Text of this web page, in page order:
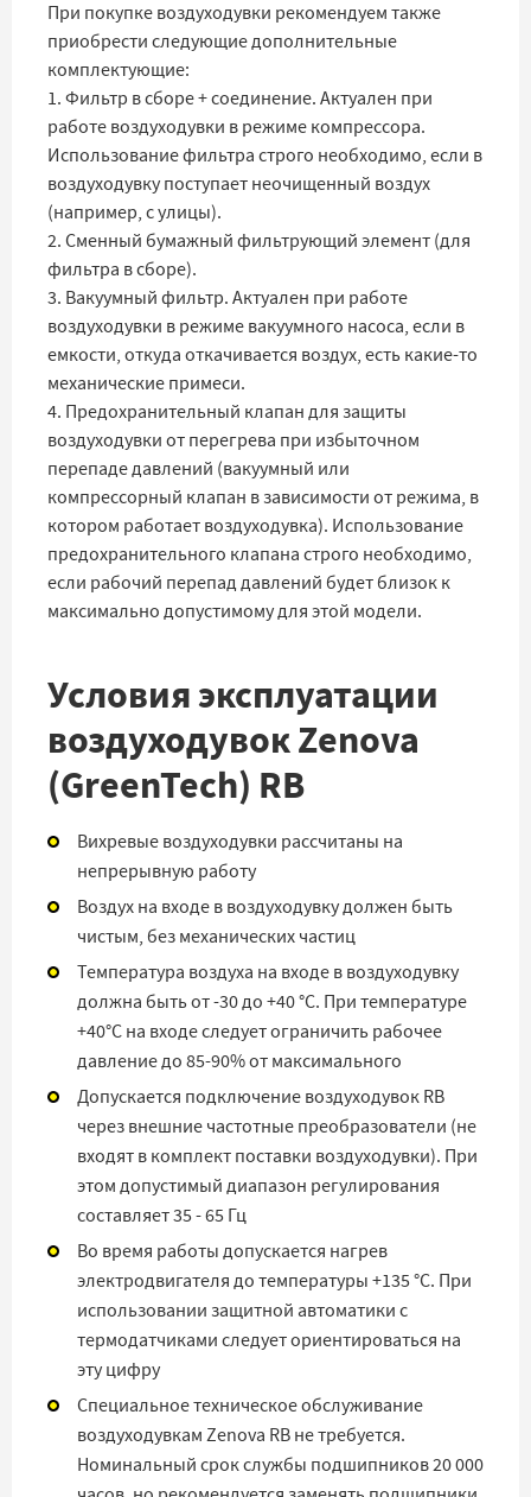
При покупке воздуходувки рекомендуем также
приобрести следующие дополнительные
комплектующие:
1. Фильтр в сборе + соединение. Актуален при
работе воздуходувки в режиме компрессора.
Использование фильтра строго необходимо, если в
воздуходувку поступает неочищенный воздух
(например, с улицы).
2. Сменный бумажный фильтрующий элемент (для
фильтра в сборе).
3. Вакуумный фильтр. Актуален при работе
воздуходувки в режиме вакуумного насоса, если в
емкости, откуда откачивается воздух, есть какие-то
механические примеси.
4. Предохранительный клапан для защиты
воздуходувки от перегрева при избыточном
перепаде давлений (вакуумный или
компрессорный клапан в зависимости от режима, в
котором работает воздуходувка). Использование
предохранительного клапана строго необходимо,
если рабочий перепад давлений будет близок к
максимально допустимому для этой модели.
Условия эксплуатации
воздуходувок Zenova
(GreenTech) RB
Вихревые воздуходувки рассчитаны на
непрерывную работу
Воздух на входе в воздуходувку должен быть
чистым, без механических частиц
Температура воздуха на входе в воздуходувку
должна быть от -30 до +40 °C. При температуре
+40°C на входе следует ограничить рабочее
давление до 85-90% от максимального
Допускается подключение воздуходувок RB
через внешние частотные преобразователи (не
входят в комплект поставки воздуходувки). При
этом допустимый диапазон регулирования
составляет 35 - 65 Гц
Во время работы допускается нагрев
электродвигателя до температуры +135 °C. При
использовании защитной автоматики с
термодатчиками следует ориентироваться на
эту цифру
Специальное техническое обслуживание
воздуходувкам Zenova RB не требуется.
Номинальный срок службы подшипников 20 000